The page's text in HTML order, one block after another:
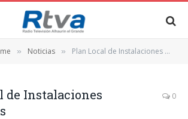
» Noticias » Plan Local de Instalaciones Deportivas
de Instalaciones
0